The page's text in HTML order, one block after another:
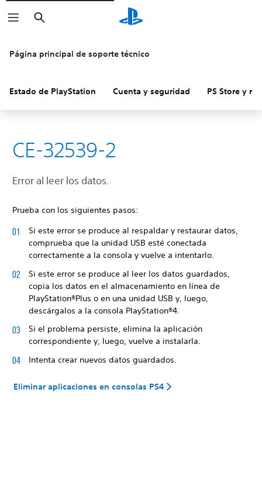
Buscar
Página principal de soporte técnico
Estado de PlayStation Cuenta y seguridad PS Store y
CE-32539-2
Error al leer los datos.
Prueba con los siguientes pasos:
Si este error se produce al respaldar y restaurar datos,
comprueba que la unidad USB esté conectada
correctamente a la consola y vuelve a intentarlo.
Si este error se produce al leer los datos guardados,
copia los datos en el almacenamiento en línea de
PlayStation®Plus o en una unidad USB y, luego,
descárgalos a la consola PlayStation®4.
Si el problema persiste, elimina la aplicación
correspondiente y, luego, vuelve a instalarla.
Intenta crear nuevos datos guardados.
Eliminar aplicaciones en consolas PS4